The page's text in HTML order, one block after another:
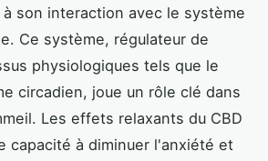
son interaction avec le système
Ce système, régulateur de
physiologiques tels que le
circadien, joue un rôle clé dans
Les effets relaxants du CBD
capacité à diminuer l'anxiété et